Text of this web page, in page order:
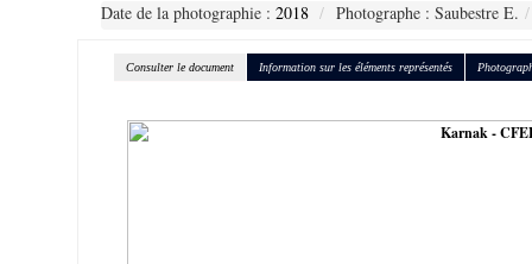
Date de la photographie : 2018 Photographe : Saubestre E.
Consulter le document Information sur les éléments représentés